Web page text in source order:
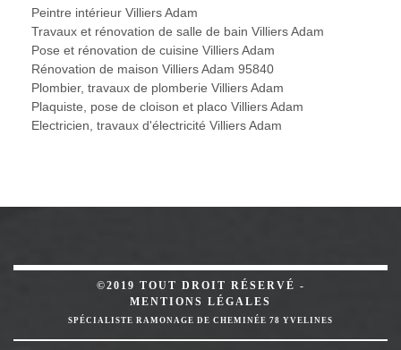
Peintre intérieur Villiers Adam
Travaux et rénovation de salle de bain Villiers Adam
Pose et rénovation de cuisine Villiers Adam
Rénovation de maison Villiers Adam 95840
Plombier, travaux de plomberie Villiers Adam
Plaquiste, pose de cloison et placo Villiers Adam
Electricien, travaux d'électricité Villiers Adam
©2019 TOUT DROIT RÉSERVÉ -
MENTIONS LÉGALES
SPÉCIALISTE RAMONAGE DE CHEMINÉE 78 YVELINES